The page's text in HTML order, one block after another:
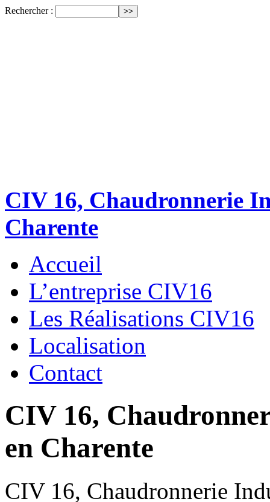
Rechercher :
CIV 16, Chaudronnerie
Charente
Accueil
L’entreprise CIV16
Les Réalisations CIV16
Localisation
Contact
CIV 16,
en Charente
CIV 16, Chaudronnerie